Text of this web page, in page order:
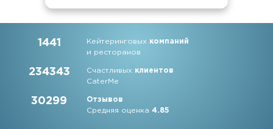
1441 Кейтеринговых компаний
и ресторанов
234343 Счастливых клиентов
CaterMe
30299
Отзывов
Средняя оценка4.85